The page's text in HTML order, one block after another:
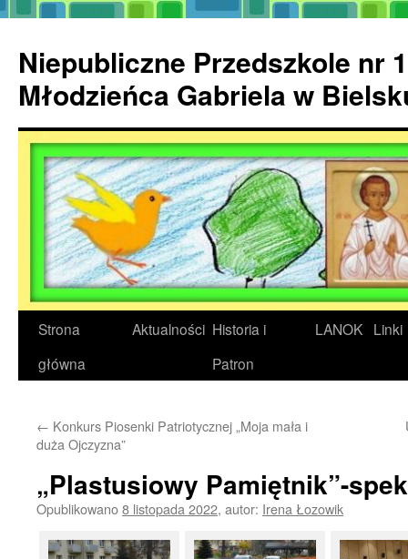
treści
Niepubliczne Przedszkole nr
Młodzieńca Gabriela w
Strona
główna
Aktualności Historia i
Patron
LANOK Linki
← Konkurs Piosenki Patriotycznej „Moja mała i
duża Ojczyzna”
„Plastusiowy Pamiętnik”-
Opublikowano8 listopada 2022, autor: Irena Łozowik